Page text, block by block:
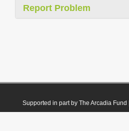
Report Problem
Supported in part by The Arcadia Fund